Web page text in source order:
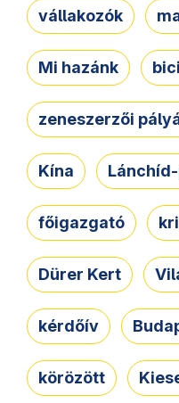
vállakozók
Mi hazánk
zeneszerzői
Kína
főigazgató
Dürer Kert
kérdőív
körözött